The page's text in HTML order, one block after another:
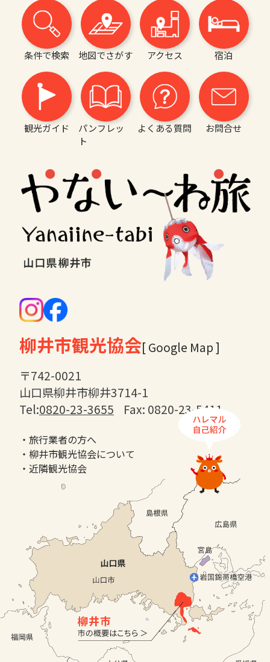
条件で検索 地図でさがす アクセス 宿泊
観光ガイド
パンフレッ
ト
よくある質問 お問合せ
柳井市観光協会[ Google Map ]
〒742-0021
山口県柳井市柳井3714-1
Tel:0820-23-3655 Fax: 0820-23-5411
・旅行業者の方へ
・柳井市観光協会について
・近隣観光協会